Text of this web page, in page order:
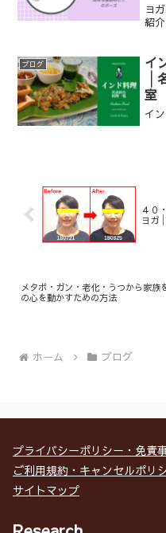
ヨ
紹
ブログ
イ
│
室
イ
４０
ヨガ
メタボ・ガン・老化・うつから家族
の心を動かすための方法
ホーム ブログ
プライバシーポリシー・免責
ご利用規約・キャンセルポリ
サイトマップ